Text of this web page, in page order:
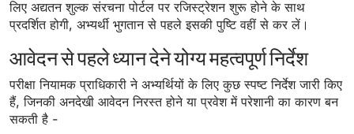
लिए अद्यतन शुल्क संरचना पोर्टल पर रजिस्ट्रेशन शुरू होने के साथ
प्रदर्शित होगी, अभ्यर्थी भुगतान से पहले इसकी पुष्टि वहीं से कर लें।
आवेदन से पहले ध्यान देने योग्य महत्वपूर्ण निर्देश
परीक्षा नियामक प्राधिकारी ने अभ्यर्थियों के लिए कुछ स्पष्ट निर्देश जारी किए
हैं, जिनकी अनदेखी आवेदन निरस्त होने या प्रवेश में परेशानी का कारण बन
सकती है -